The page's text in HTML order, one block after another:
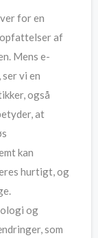
for en
af
Mens e-
vi en
også
at
kan
hurtigt, og
og
som